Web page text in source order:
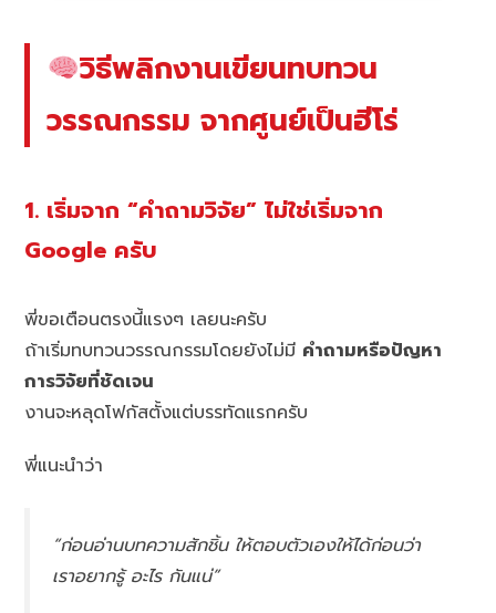
วิธีพลิกงานเขียนทบทวน
วรรณกรรม จากศูนย์เป็นฮีโร่
1. เริ่มจาก “คำถามวิจัย” ไม่ใช่เริ่มจาก
Google ครับ
พี่ขอเตือนตรงนี้แรงๆ เลยนะครับ
ถ้าเริ่มทบทวนวรรณกรรมโดยยังไม่มี คำถามหรือปัญหา
การวิจัยที่ชัดเจน
งานจะหลุดโฟกัสตั้งแต่บรรทัดแรกครับ
พี่แนะนำว่า
“ก่อนอ่านบทความสักชิ้น ให้ตอบตัวเองให้ได้ก่อนว่า
เราอยากรู้อะไรกันแน่”